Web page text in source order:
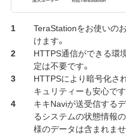
TeraStationをお使いの
けます。
HTTPS通信ができる環
定は不要です。
HTTPSにより暗号化さ
キュリティーも安心です
キキNaviが送受信する
るシステムの状態情報
様のデータは含まれませ